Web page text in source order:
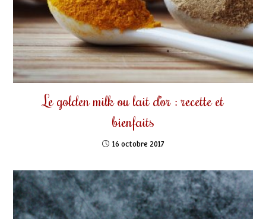
Le golden milk ou lait d’or : recette et
bienfaits
16 octobre 2017